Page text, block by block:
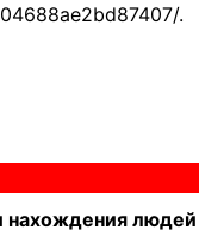
.
нахождения людей